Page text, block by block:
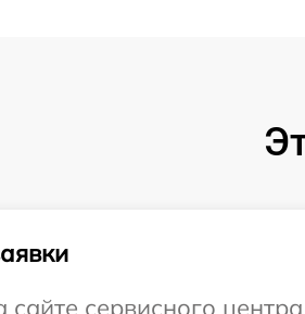
сайте сервисного